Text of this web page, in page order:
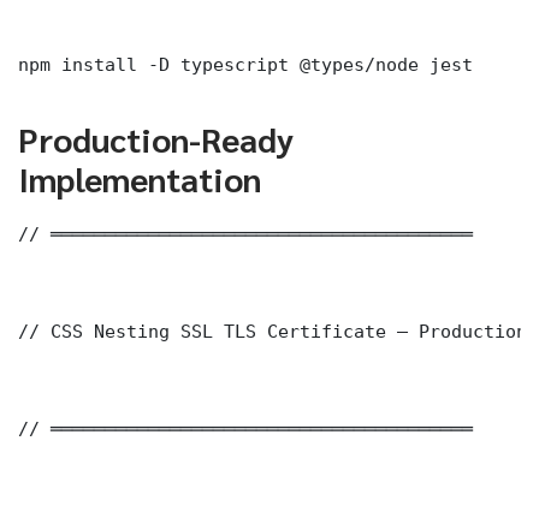
npm install -D typescript @types/node jest
Production-Ready
Implementation
// ═══════════════════════════════════════
// CSS Nesting SSL TLS Certificate — Production
// ═══════════════════════════════════════